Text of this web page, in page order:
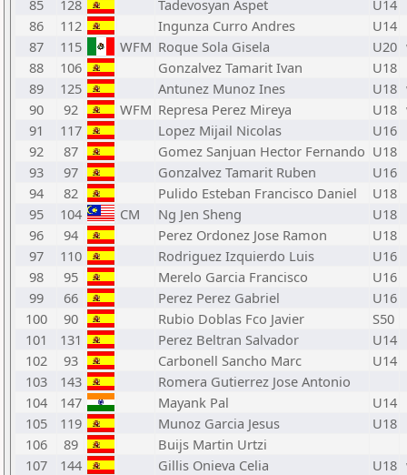
85
128 Tadevosyan Aspet
U14
86
112 Ingunza Curro Andres
U14
87
115 WFM Roque Sola Gisela U20
88
106 Gonzalvez Tamarit Ivan
U18
89
125 Antunez Munoz Ines U18
90
92 WFM Represa Perez Mireya U18
91
117 Lopez Mijail Nicolas
U16
92
87 Gomez Sanjuan Hector Fernando U18
93
97 Gonzalvez Tamarit Ruben
U16
94
82 Pulido Esteban Francisco Daniel
U18
95
104 CM Ng Jen Sheng
U18
96
94 Perez Ordonez Jose Ramon
U18
97
110 Rodriguez Izquierdo Luis
U16
98
95 Merelo Garcia Francisco
U16
99
66 Perez Perez Gabriel
U16
100
90 Rubio Doblas Fco Javier
S50
101
131 Perez Beltran Salvador
U14
102
93 Carbonell Sancho Marc
U14
103
143
Romera Gutierrez Jose Antonio
104
147 Mayank Pal
U14
105
119 Munoz Garcia Jesus
U18
106
89
Buijs Martin Urtzi
107
144 Gillis Onieva Celia U18